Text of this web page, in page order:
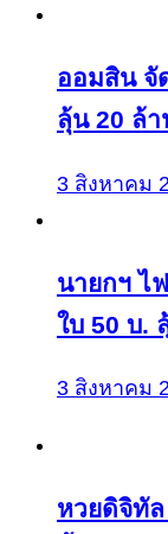
ออมสิน จั
ลุ้น 20 ล้า
3 สิงหาคม
นายกฯ ไ
ใบ 50 บ.
3 สิงหาคม
หวยดิจิทัล